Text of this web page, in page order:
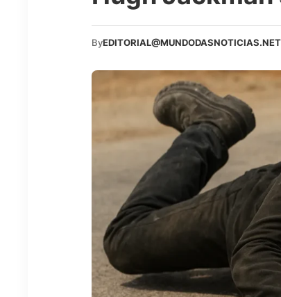
ByEDITORIAL@MUNDODASNOTICIAS.NET